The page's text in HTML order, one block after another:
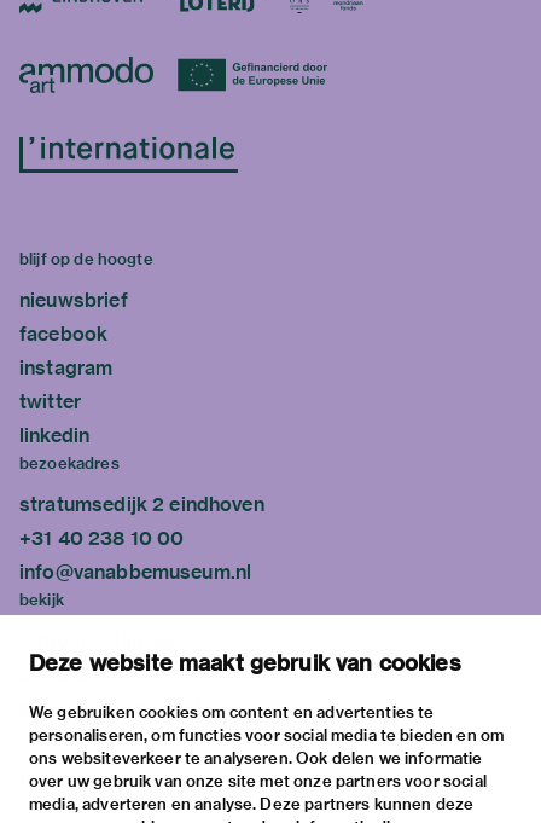
Deze website maakt gebruik van cookies
We gebruiken cookies om content en advertenties te
personaliseren, om functies voor social media te bieden en om
ons websiteverkeer te analyseren. Ook delen we informatie
over uw gebruik van onze site met onze partners voor social
media, adverteren en analyse. Deze partners kunnen deze
blijf op de hoogte
nieuwsbrief
facebook
instagram
twitter
linkedin
bezoekadres
stratumsedijk 2 eindhoven
+31 40 238 10 00
info@vanabbemuseum.nl
bekijk
activiteiten
praktische informatie
over
het museum
de collectie